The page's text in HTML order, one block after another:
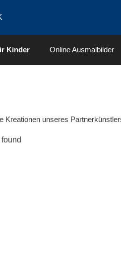
Kinder Online Ausmalbilder
Kreationen unseres